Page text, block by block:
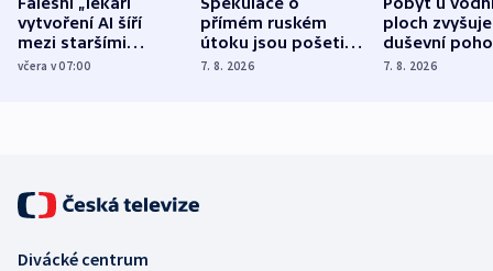
vytvoření AI šíří
mezi staršími
Poláky nebezpečné
včera v 07:00
přímém ruském
útoku jsou pošetilé,
míní estonský
7. 8. 2026
ploch zvyšuje
duševní
ukázala
7. 8. 2026
Divácké centrum